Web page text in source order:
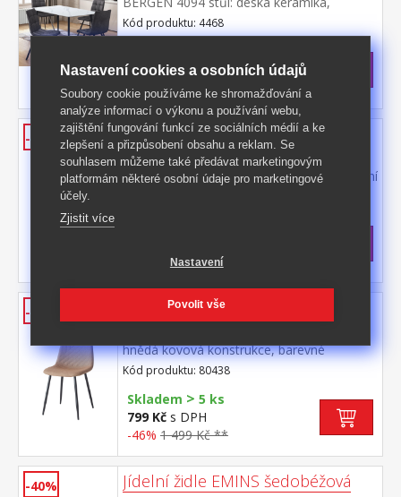
barevné provedení imitace
mramoru kovová konstrukce, barevné
provedení černá židle: potah broušená kůže
– imitace mikrovlákno, barevné provedení
antracitová kovová konstrukce, barevné
provedení černá výška sedu židle 51
cm rozměr stolu (š/h/v) 140 × 70 × 75
cm rozměr židle (š/h/v) 45 × 53 × 88 cm
Kód produktu: 4468
6 590 Kčs DPH
-49% 12 999 Kč **
-40% Jídelní židle DROMA šedá
textilní potah, barevné provedení
šedá kovová konstrukce, barevné provedení
1 499 Kč **
-46% Jídelní židle DROMA hnědá
hnědá kovová konstrukce, barevné
provedení černá výška sedu 47
cm doporučená nosnost do 120 kg
Kód produktu: 80438
Skladem > 5 ks
799 Kč s DPH
-46% 1 499 Kč **
-40% Jídelní židle EMINS šedobéžová
Nastavení cookies a osobních údajů
Soubory cookie používáme ke shromažďování a
analýze informací o výkonu a používání webu,
zajištění fungování funkcí ze sociálních médií a ke
zlepšení a přizpůsobení obsahu a reklam. Se
souhlasem můžeme také předávat marketingovým
platformám některé osobní údaje pro marketingové
účely.
Zjistit více
Nastavení
Povolit vše